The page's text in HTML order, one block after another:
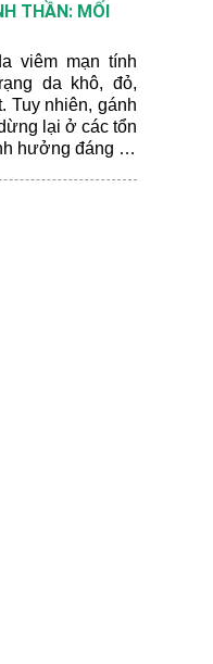
THẦN: MỐI
viêm mạn tính
da khô, đỏ,
Tuy nhiên, gánh
lại ở các tổn
hưởng đáng kể